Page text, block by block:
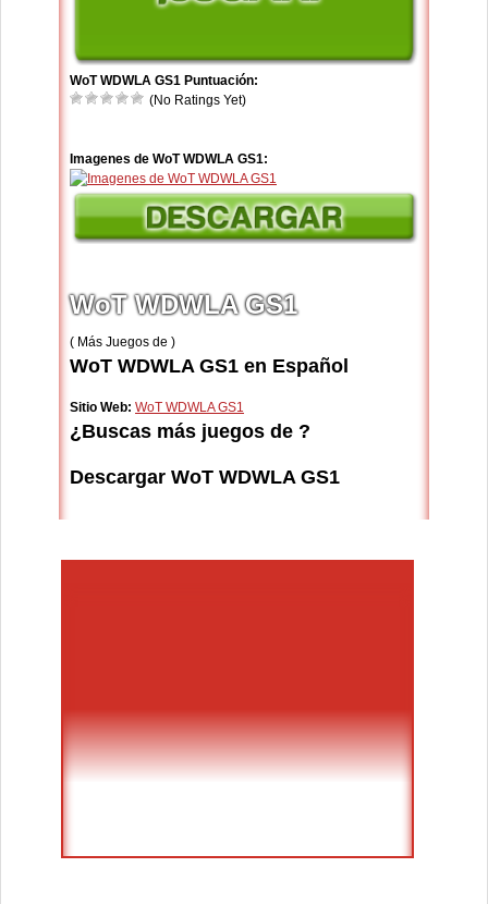
WoT WDWLA GS1 Puntuación:
(No Ratings Yet)
Imagenes de WoT WDWLA GS1:
WoT WDWLA GS1
( Más Juegos de )
WoT WDWLA GS1 en Español
Sitio Web: WoT WDWLA GS1
¿Buscas más juegos de ?
Descargar WoT WDWLA GS1